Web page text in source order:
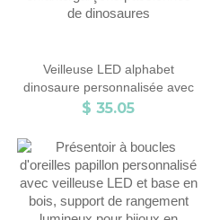
Veilleuse LED alphabet
dinosaure personnalisée avec
nom, lampe de nuit en acrylique
intérieure, cadeau de Noël pour
enfants/garçons/passionnés de
dinosaures
$ 35.05